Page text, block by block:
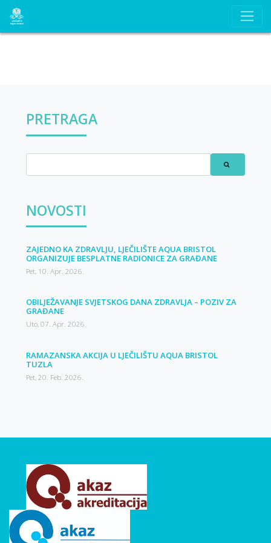
PRETRAGA
NOVOSTI
ZAJEDNO KA ZDRAVLJU, LJEČILIŠTE AQUA BRISTOL
ORGANIZUJE BESPLATNE RADIONICE ZA GRAĐANE
Pet, 10. Apr. 2026.
OBILJEŽAVANJE SVJETSKOG DANA ZDRAVLJA – POZIV ZA
GRAĐANE
Uto, 07. Apr. 2026.
RAMAZANSKA AKCIJA U LJEČILIŠTU AQUA BRISTOL
TUZLA
Pet, 20. Feb. 2026.